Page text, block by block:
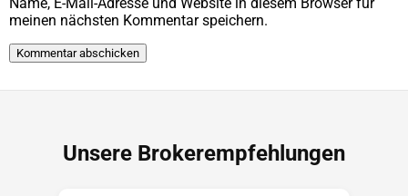
meinen nächsten Kommentar speichern.
Unsere Brokerempfehlungen